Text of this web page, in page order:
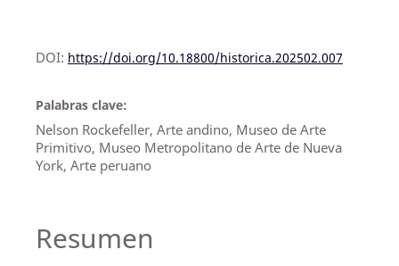
DOI: https://doi.org/10.18800/historica.202502.007
Palabras clave:
Nelson Rockefeller, Arte andino, Museo de Arte
Primitivo, Museo Metropolitano de Arte de Nueva
York, Arte peruano
Resumen